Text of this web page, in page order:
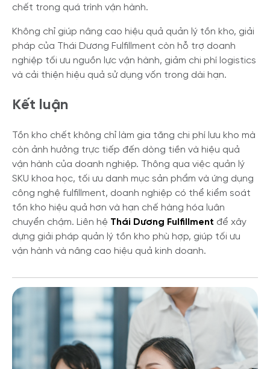
chết trong quá trình vận hành.
Không chỉ giúp nâng cao hiệu quả quản lý tồn kho, giải
pháp của Thái Dương Fulfillment còn hỗ trợ doanh
nghiệp tối ưu nguồn lực vận hành, giảm chi phí logistics
và cải thiện hiệu quả sử dụng vốn trong dài hạn.
Kết luận
Tồn kho chết không chỉ làm gia tăng chi phí lưu kho mà
còn ảnh hưởng trực tiếp đến dòng tiền và hiệu quả
vận hành của doanh nghiệp. Thông qua việc quản lý
SKU khoa học, tối ưu danh mục sản phẩm và ứng dụng
công nghệ fulfillment, doanh nghiệp có thể kiểm soát
tồn kho hiệu quả hơn và hạn chế hàng hóa luân
chuyển chậm. Liên hệ Thái Dương Fulfillment để xây
dựng giải pháp quản lý tồn kho phù hợp, giúp tối ưu
vận hành và nâng cao hiệu quả kinh doanh.